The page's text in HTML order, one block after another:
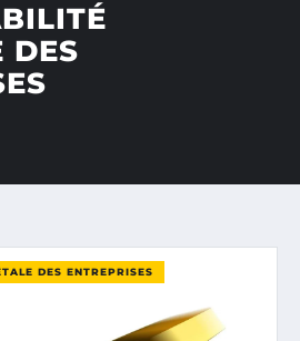
DES
DES ENTREPRISES